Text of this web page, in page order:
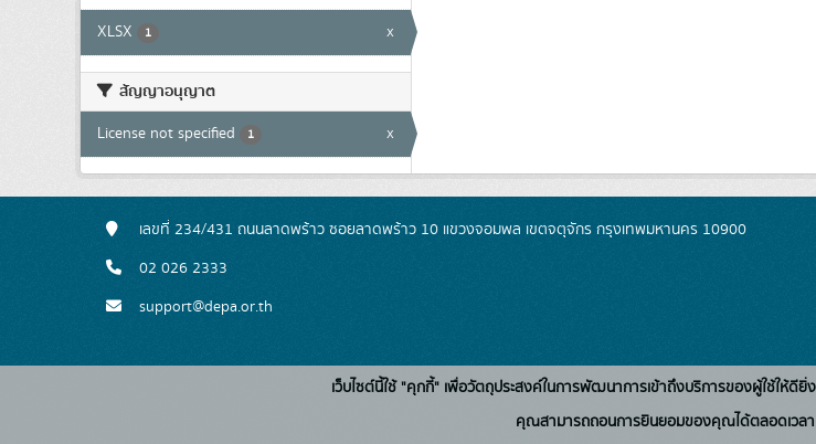
XLSX 1 x
สัญญาอนุญาต
License not specified 1 x
เลขที่ 234/431 ถนนลาดพร้าว ซอยลาดพร้าว 10 แขวงจอมพล เขตจตุจักร กรุงเทพมหานคร 10900
02 026 2333
support@depa.or.th
เว็บไซต์นี้ใช้ "คุกกี้" เพื่อวัตถุประสงค์ในการพัฒนาการเข้าถึงบริการของผู้ใช้ให้
คุณสามารถถอนการยินยอมของคุณได้ตลอดเวล